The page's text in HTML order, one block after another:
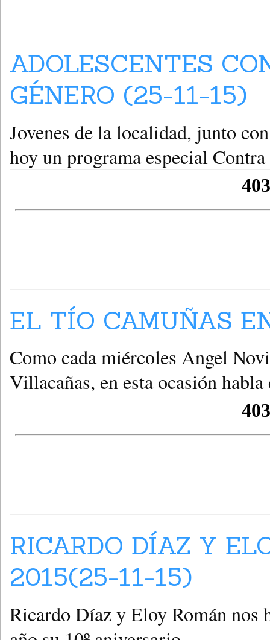
ADOLESCENTES
GÉNERO (25-11-15)
Jovenes de la localidad, junto
hoy un programa especial
EL TÍO CAMUÑAS
Como cada miércoles Angel
Villacañas, en esta ocasión
RICARDO DÍAZ Y
2015(25-11-15)
Ricardo Díaz y Eloy Román nos